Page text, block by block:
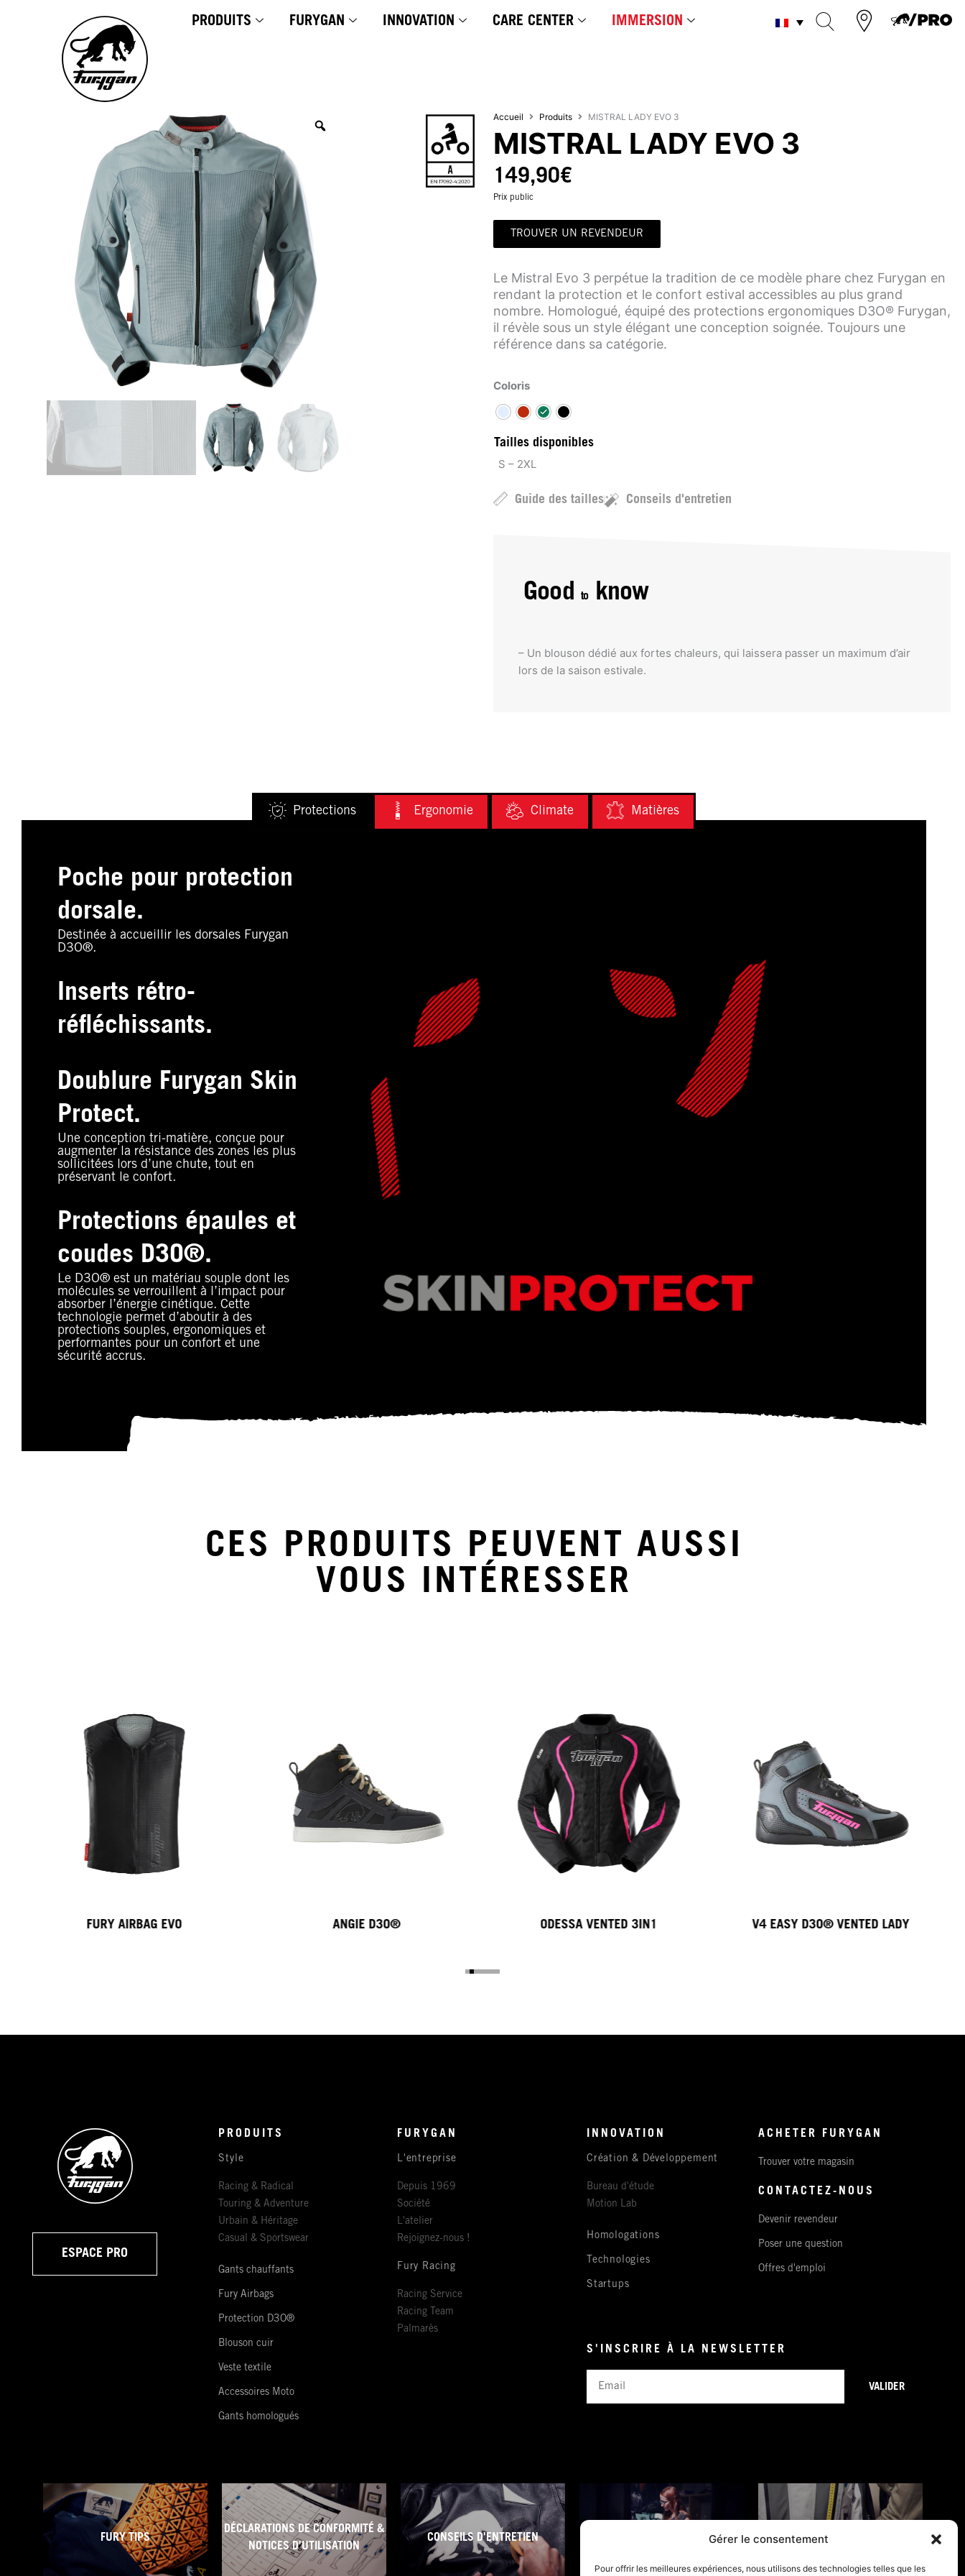
Gérer le consentement
Pour offrir les meilleures expériences, nous utilisons des technologies telles que les
PRODUITS FURYGAN INNOVATION CARE CENTER IMMERSION
Accueil Produits MISTRAL LADY EVO 3
MISTRAL LADY EVO 3
149,90€
Prix public
TROUVER UN REVENDEUR
Le Mistral Evo 3 perpétue la tradition de ce modèle phare chez Furygan en
rendant la protection et le confort estival accessibles au plus grand
nombre. Homologué, équipé des protections ergonomiques D3O® Furygan,
il révèle sous un style élégant une conception soignée. Toujours une
référence dans sa catégorie.
Coloris
Tailles disponibles
S – 2XL
Guide des tailles Conseils d'entretien
Good toknow
– Un blouson dédié aux fortes chaleurs, qui laissera passer un maximum d’air
lors de la saison estivale.
Protections Ergonomie Climate Matières
Poche pour protection
dorsale.
Destinée à accueillir les dorsales Furygan
D3O®.
Inserts rétro-
réfléchissants.
Doublure Furygan Skin
Protect.
Une conception tri-matière, conçue pour
augmenter la résistance des zones les plus
sollicitées lors d’une chute, tout en
préservant le confort.
Protections épaules et
coudes D3O®.
Le D3O® est un matériau souple dont les
molécules se verrouillent à l’impact pour
absorber l’énergie cinétique. Cette
technologie permet d’aboutir à des
protections souples, ergonomiques et
performantes pour un confort et une
sécurité accrus.
CES PRODUITS PEUVENT AUSSI
VOUS INTÉRESSER
FURY AIRBAG EVO ANGIE D3O® ODESSA VENTED 3IN1 V4 EASY D3O® VENTED LADY
ESPACE PRO
PRODUITS
Style
Racing & Radical
Touring & Adventure
Urbain & Héritage
Casual & Sportswear
Gants chauffants
Fury Airbags
Protection D3O®
Blouson cuir
Veste textile
Accessoires Moto
Gants homologués
FURYGAN
L'entreprise
Depuis 1969
Société
L'atelier
Rejoignez-nous !
Fury Racing
Racing Service
Racing Team
Palmarès
INNOVATION
Création & Développement
Bureau d'étude
Motion Lab
Homologations
Technologies
Startups
ACHETER FURYGAN
Trouver votre magasin
CONTACTEZ-NOUS
Devenir revendeur
Poser une question
Offres d'emploi
S'INSCRIRE À LA NEWSLETTER
VALIDER
FURY TIPS
DÉCLARATIONS DE CONFORMITÉ &
NOTICES D'UTILISATION
CONSEILS D'ENTRETIEN CONDITIONS DE GARANTIE GUIDES TAILLES